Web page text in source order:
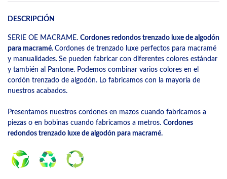
DESCRIPCIÓN
SERIE OE MACRAME. Cordones redondos trenzado luxe de algodón
para macramé. Cordones de trenzado luxe perfectos para macramé
y manualidades. Se pueden fabricar con diferentes colores estándar
y también al Pantone. Podemos combinar varios colores en el
cordón trenzado de algodón. Lo fabricamos con la mayoría de
nuestros acabados.
Presentamos nuestros cordones en mazos cuando fabricamos a
piezas o en bobinas cuando fabricamos a metros. Cordones
redondos trenzado luxe de algodón para macramé.